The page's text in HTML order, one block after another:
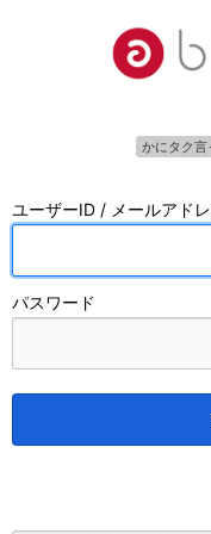
かにタク言
ユーザーID / メールアド
パスワード